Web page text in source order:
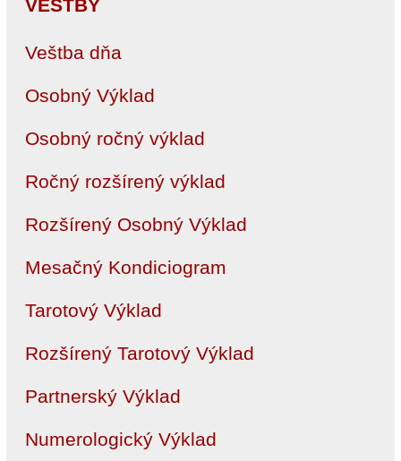
VEŠTBY
Veštba dňa
Osobný Výklad
Osobný ročný výklad
Ročný rozšírený výklad
Rozšírený Osobný Výklad
Mesačný Kondiciogram
Tarotový Výklad
Rozšírený Tarotový Výklad
Partnerský Výklad
Numerologický Výklad